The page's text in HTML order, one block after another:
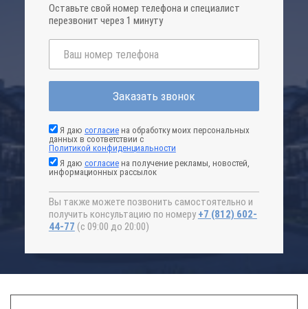
Оставьте свой номер телефона и специалист
перезвонит через 1 минуту
Заказать звонок
Я даю согласиена обработку моих персональных
данных в соответствии с
Политикой конфиденциальности
Я даю согласиена получение рекламы, новостей,
информационных рассылок
Вы также можете позвонить самостоятельно и
получить консультацию по номеру +7 (812) 602-
44-77 (с 09:00 до 20:00)